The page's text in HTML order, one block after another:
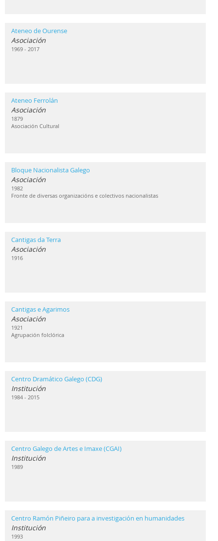
Ateneo de Ourense
Asociación
1969 - 2017
Ateneo Ferrolán
Asociación
1879
Asociación Cultural
Bloque Nacionalista Galego
Asociación
1982
Fronte de diversas organizacións e colectivos nacionalistas
Cantigas da Terra
Asociación
1916
Cantigas e Agarimos
Asociación
1921
Agrupación folclórica
Centro Dramático Galego (CDG)
Institución
1984 - 2015
Centro Galego de Artes e Imaxe (CGAI)
Institución
1989
Centro Ramón Piñeiro para a investigación en humanidades
Institución
1993